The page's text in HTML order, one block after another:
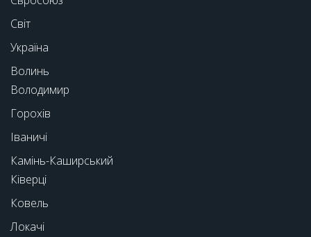
Світ
Україна
Волинь
Володимир
Горохів
Іваничі
Камінь-Каширський
Ківерці
Ковель
Локачі